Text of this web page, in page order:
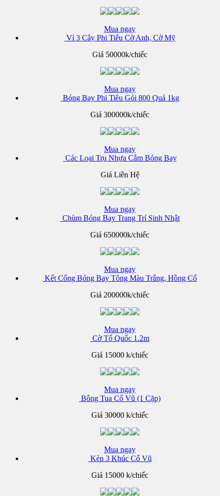
Mua ngay
Vỉ 3 Cây Phi Tiêu Cờ Anh, Cờ Mỹ
Giá 50000k/chiếc
Mua ngay
Bóng Bay Phi Tiêu Gói 800 Quả 1kg
Giá 300000k/chiếc
Mua ngay
Các Loại Trụ Nhựa Cắm Bóng Bay
Giá Liên Hệ
Mua ngay
Chùm Bóng Bay Trang Trí Sinh Nhật
Giá 650000k/chiếc
Mua ngay
Kết Cổng Bóng Bay Tông Màu Trắng, Hồng Cổ
Giá 200000k/chiếc
Mua ngay
Cờ Tổ Quốc 1.2m
Giá 15000 k/chiếc
Mua ngay
Bông Tua Cổ Vũ (1 Cặp)
Giá 30000 k/chiếc
Mua ngay
Kèn 3 Khúc Cổ Vũ
Giá 15000 k/chiếc